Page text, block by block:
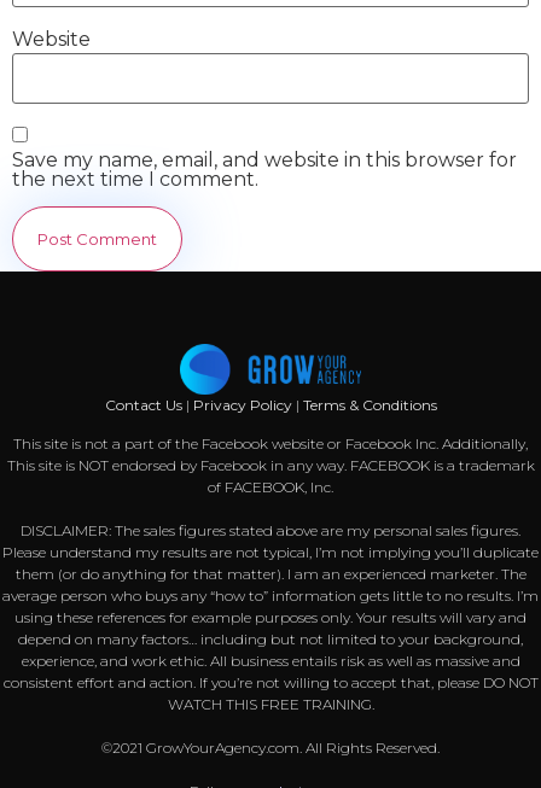
Website
Save my name, email, and website in this browser for
the next time I comment.
Contact Us | Privacy Policy| Terms & Conditions
This site is not a part of the Facebook website or Facebook Inc. Additionally,
This site is NOT endorsed by Facebook in any way. FACEBOOK is a trademark
of FACEBOOK, Inc.
DISCLAIMER: The sales figures stated above are my personal sales figures.
Please understand my results are not typical, I’m not implying you’ll duplicate
them (or do anything for that matter). I am an experienced marketer. The
average person who buys any “how to” information gets little to no results. I’m
using these references for example purposes only. Your results will vary and
depend on many factors… including but not limited to your background,
experience, and work ethic. All business entails risk as well as massive and
consistent effort and action. If you’re not willing to accept that, please DO NOT
WATCH THIS FREE TRAINING.
©2021 GrowYourAgency.com. All Rights Reserved.